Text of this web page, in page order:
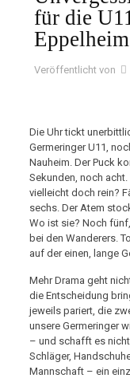
für die
Eppelheim
Veröffentlicht von
Die Uhr tickt
Germeringer U11,
Nauheim. Der Puck
Sekunden, noch
vielleicht doch rein?
sechs. Der Atem
Wo ist sie? Noch
bei den Wanderers.
auf der einen, lange
Mehr Drama geht
die Entscheidung
jeweils pariert, die
unsere Germeringer
– und schafft es
Schläger,
Mannschaft – ein